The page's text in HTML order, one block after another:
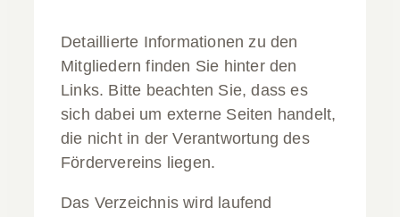
Detaillierte Informationen zu den
Mitgliedern finden Sie hinter den
Links. Bitte beachten Sie, dass es
sich dabei um externe Seiten handelt,
die nicht in der Verantwortung des
Fördervereins liegen.
Das Verzeichnis wird laufend